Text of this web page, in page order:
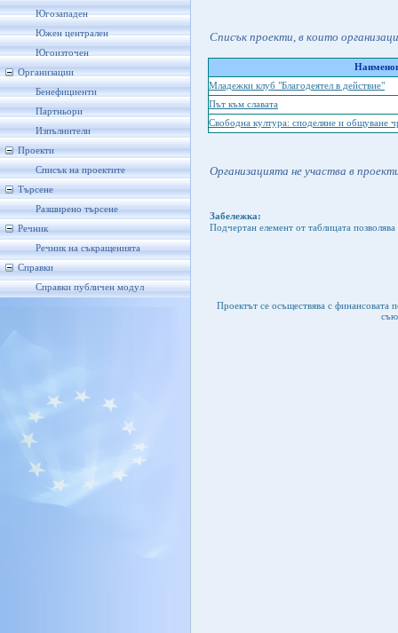
Югозападен
Южен централен
Югоизточен
Организации
Бенефициенти
Партньори
Изпълнители
Проекти
Списък на проектите
Търсене
Разширено търсене
Речник
Речник на съкращенията
Справки
Справки публичен модул
Списък проекти, в които
Младежки клуб "Благодеятел в действие"
Път към славата
Свободна култура: споделяне и общуване
Организацията не участва в
Забележка:
Подчертан елемент от таблицата
Проектът се осъществява с финансовата